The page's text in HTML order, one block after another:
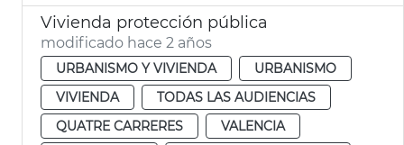
Vivienda protección pública
modificado hace 2 años
URBANISMO Y VIVIENDA
URBANISMO
VIVIENDA
TODAS LAS AUDIENCIAS
QUATRE CARRERES
VALENCIA